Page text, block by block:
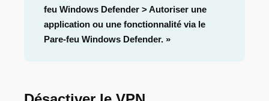
feu Windows Defender > Autoriser une
application ou une fonctionnalité via le
Pare-feu Windows Defender. »